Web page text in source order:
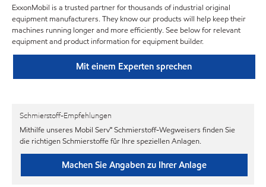
ExxonMobil is a trusted partner for thousands of industrial original
equipment manufacturers. They know our products will help keep their
machines running longer and more efficiently. See below for relevant
equipment and product information for equipment builder.
Mit einem Experten sprechen
Schmierstoff-Empfehlungen
Mithilfe unseres Mobil Serv℠ Schmierstoff-Wegweisers finden Sie
die richtigen Schmierstoffe für Ihre speziellen Anlagen.
Machen Sie Angaben zu Ihrer Anlage